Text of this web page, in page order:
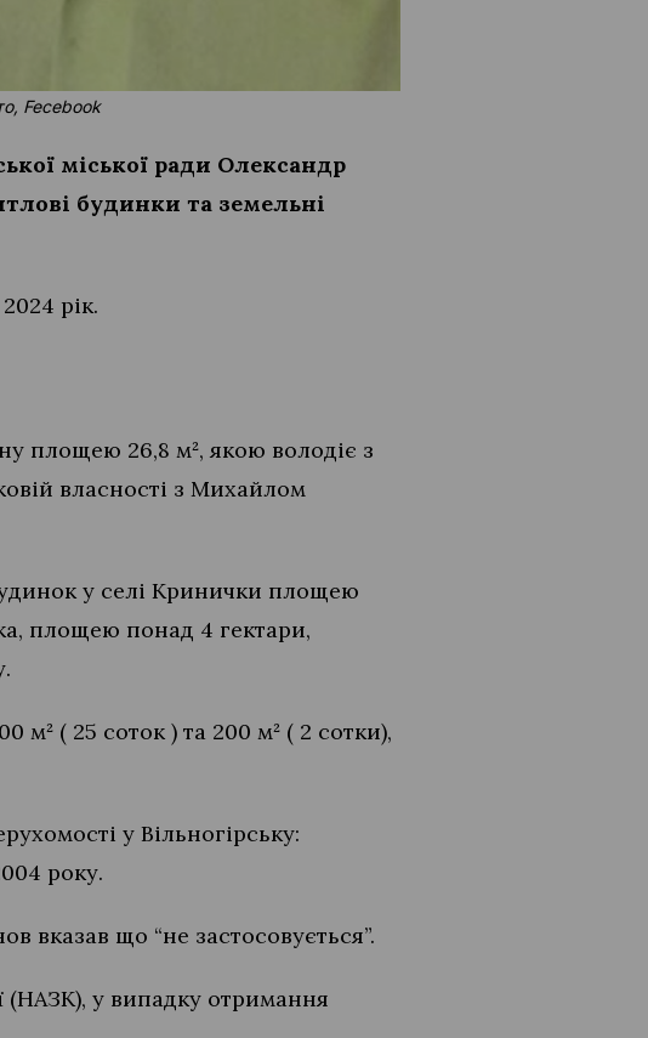
Fecebook
міської ради Олександр
будинки та земельні
рік.
площею 26,8 м², якою володіє з
власності з Михайлом
у селі Кринички площею
площею понад 4 гектари,
м² ( 25 соток ) та 200 м² ( 2 сотки),
у Вільногірську:
року.
вказав що “не застосовується”.
(НАЗК), у випадку отримання